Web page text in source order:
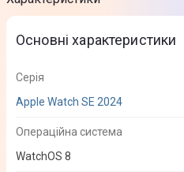
Основні характеристики
Серія
Apple Watch SE 2024
Операційна система
WatchOS 8